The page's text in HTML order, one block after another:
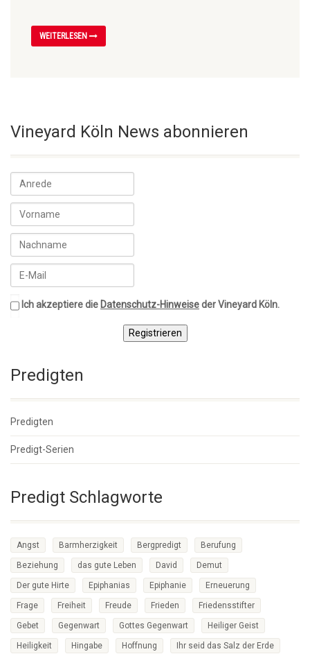
WEITERLESEN
Vineyard Köln News abonnieren
Ich akzeptiere die Datenschutz-Hinweiseder Vineyard Köln.
Registrieren
Predigten
Predigten
Predigt-Serien
Predigt Schlagworte
Angst Barmherzigkeit Bergpredigt Berufung
Beziehung das gute Leben David Demut
Der gute Hirte Epiphanias Epiphanie Erneuerung
Frage Freiheit Freude Frieden Friedensstifter
Gebet Gegenwart Gottes Gegenwart Heiliger Geist
Heiligkeit Hingabe Hoffnung Ihr seid das Salz der Erde